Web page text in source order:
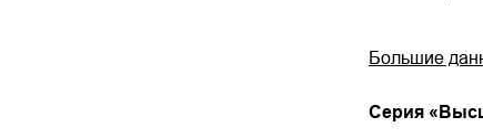
Большие
Cерия «